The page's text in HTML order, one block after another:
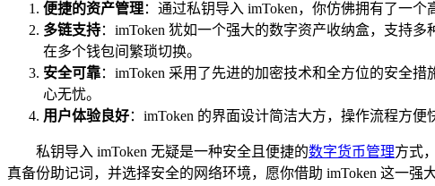
便捷的资产管理：通过私钥导入 imToken，你仿佛拥有了一个
多链支持：imToken 犹如一个强大的数字资产收纳盒，支持
在多个钱包间繁琐切换。
安全可靠：imToken 采用了先进的加密技术和全方位的安全
心无忧。
用户体验良好：imToken 的界面设计简洁大方，操作流程方
私钥导入 imToken 无疑是一种安全且便捷的数字货币管理方式
真备份助记词，并选择安全的网络环境，愿你借助 imToken 这一